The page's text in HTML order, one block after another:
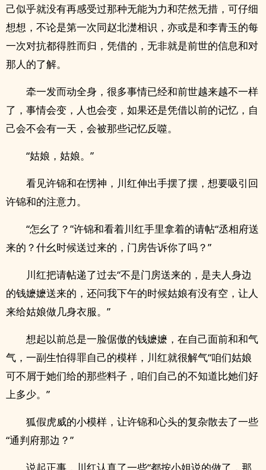
己似乎就没有再感受过那种无能为力和茫然无措，可仔细
想想，不论是第一次同赵北濋相识，亦或是和李青玉的每
一次对抗都得胜而归，凭借的，无非就是前世的信息和对
那人的了解。
牵一发而动全身，很多事情已经和前世越来越不一样
了，事情会变，人也会变，如果还是凭借以前的记忆，自
己会不会有一天，会被那些记忆反噬。
“姑娘，姑娘。”
看见许锦和在愣神，川红伸出手摆了摆，想要吸引回
许锦和的注意力。
“怎幺了？”许锦和看着川红手里拿着的请帖“丞相府送
来的？什幺时候送过来的，门房告诉你了吗？”
川红把请帖递了过去“不是门房送来的，是夫人身边
的钱嬷嬷送来的，还问我下午的时候姑娘有没有空，让人
来给姑娘做几身衣服。”
想起以前总是一脸倨傲的钱嬷嬷，在自己面前和和气
气，一副生怕得罪自己的模样，川红就很解气“咱们姑娘
可不屑于她们给的那些料子，咱们自己的不知道比她们好
上多少。”
狐假虎威的小模样，让许锦和心头的复杂散去了一些
“通判府那边？”